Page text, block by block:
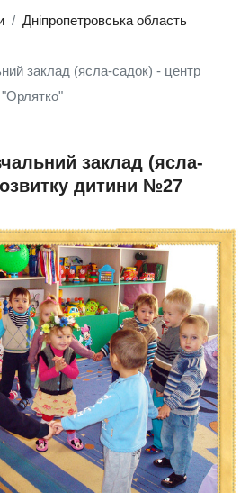
Дніпропетровська область
заклад (ясла-садок) - центр
заклад (ясла-
дитини №27